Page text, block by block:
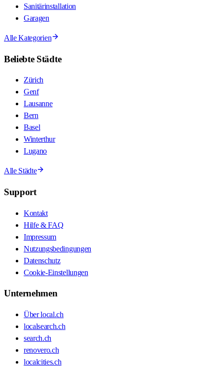
Sanitärinstallation
Garagen
Alle Kategorien
Beliebte Städte
Zürich
Genf
Lausanne
Bern
Basel
Winterthur
Lugano
Alle Städte
Support
Kontakt
Hilfe & FAQ
Impressum
Nutzungsbedingungen
Datenschutz
Cookie-Einstellungen
Unternehmen
Über local.ch
localsearch.ch
search.ch
renovero.ch
localcities.ch